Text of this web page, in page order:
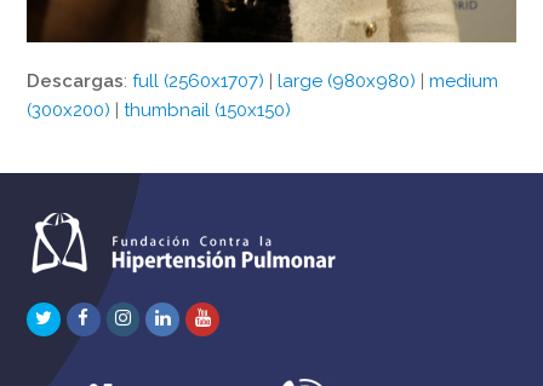
Descargas:full (2560x1707) |large (980x980) |medium
(300x200) |thumbnail (150x150)
TwitterFacebook
Instagram
LinkedInYoutube